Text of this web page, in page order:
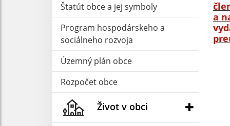
Štatút obce a jej symboly
Program hospodárskeho a
sociálneho rozvoja
Územný plán obce
Rozpočet obce
Život v obci
a